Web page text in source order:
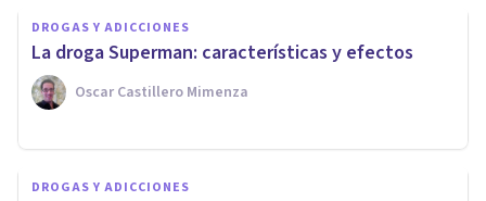
DROGAS Y ADICCIONES
​La droga Superman: características y efectos
Oscar Castillero Mimenza
DROGAS Y ADICCIONES